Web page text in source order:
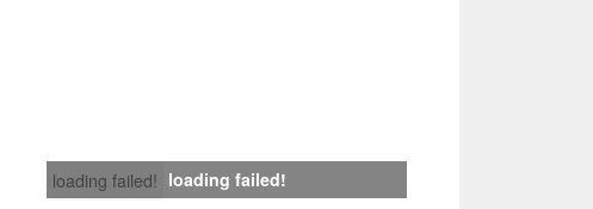
loading failed! loading failed!